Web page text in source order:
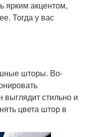
ярким акцентом,
Тогда у вас
шторы. Во-
выглядит стильно и
цвета штор в